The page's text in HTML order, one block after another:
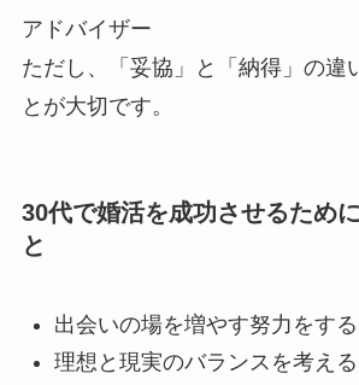
アドバイザー
ただし、「妥協」と「納得」の違
とが大切です。
30代で婚活を成功させるため
と
出会いの場を増やす努力をする
理想と現実のバランスを考える